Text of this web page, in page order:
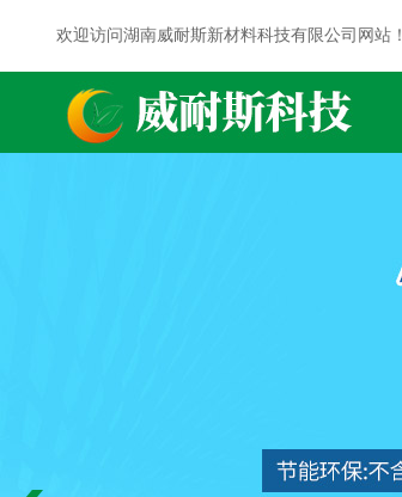
欢迎访问湖南威耐斯新材料科技有限公司网站！